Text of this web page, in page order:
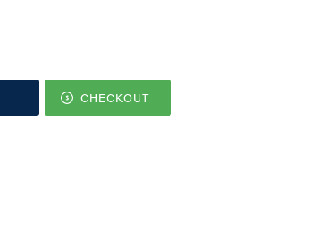
CHECKOUT